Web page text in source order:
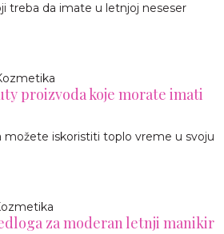
treba da imate u letnjoj neseser
proizvoda koje morate imati
možete iskoristiti toplo vreme u svoju
za moderan letnji manikir